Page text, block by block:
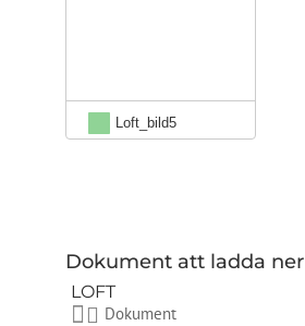
Loft_bild5
Dokument att ladda ner
LOFT
Dokument